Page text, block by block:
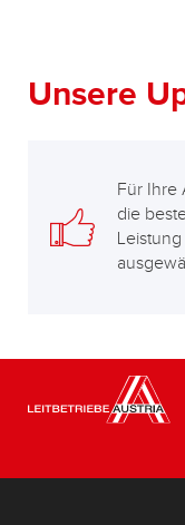
Unsere
Für Ihre
die